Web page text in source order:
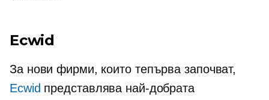
Ecwid
За нови фирми, които тепърва започват,
Ecwid представлява най-добрата